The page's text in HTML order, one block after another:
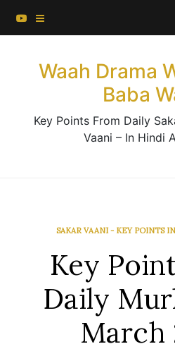
Waah Drama
Baba
Key Points From Daily
Vaani – In Hindi
SAKAR VAANI - KEY POINTS
Key
Daily
March